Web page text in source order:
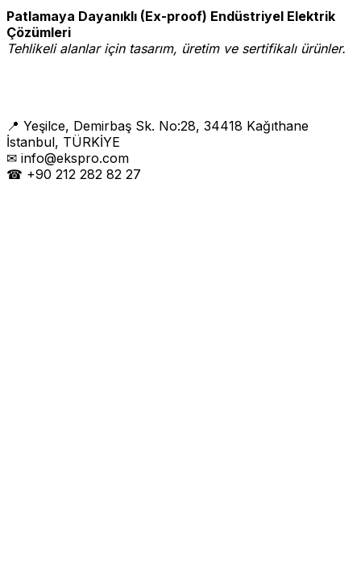
Patlamaya Dayanıklı (Ex-proof) Endüstriyel Elektrik
Çözümleri
Tehlikeli alanlar için tasarım, üretim ve sertifikalı ürünler.
📍 Yeşilce, Demirbaş Sk. No:28, 34418 Kağıthane
İstanbul, TÜRKİYE
✉ info@ekspro.com
☎ +90 212 282 82 27